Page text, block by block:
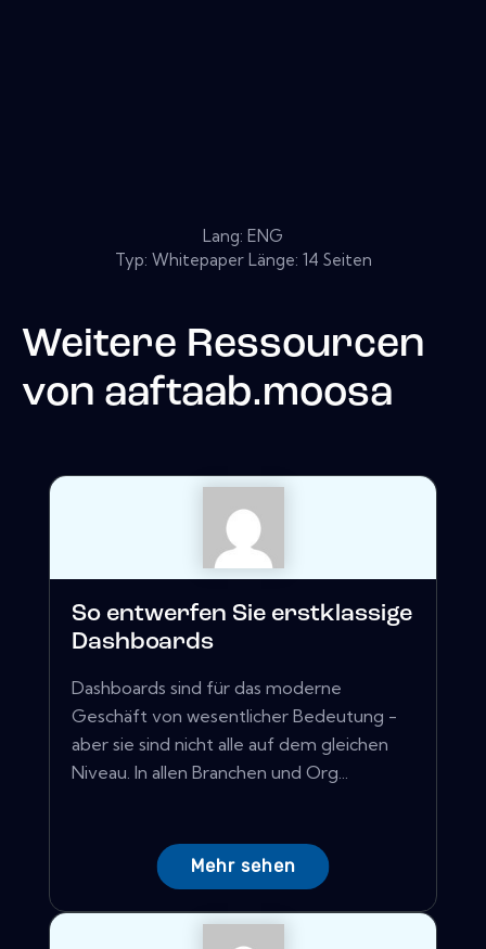
Lang: ENG
Typ: Whitepaper Länge: 14 Seiten
Weitere Ressourcen
von aaftaab.moosa
So entwerfen Sie erstklassige
Dashboards
Dashboards sind für das moderne
Geschäft von wesentlicher Bedeutung -
aber sie sind nicht alle auf dem gleichen
Niveau. In allen Branchen und Org...
Mehr sehen